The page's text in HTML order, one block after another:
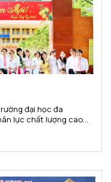
đại học đa
lực chất lượng cao,
học công nghệ đáp
địa phương và...